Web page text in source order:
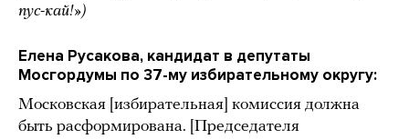
пус-кай!»)
Елена Русакова, кандидат в депутаты
Мосгордумы по 37-му избирательному округу:
Московская [избирательная] комиссия должна
быть расформирована. [Председателя